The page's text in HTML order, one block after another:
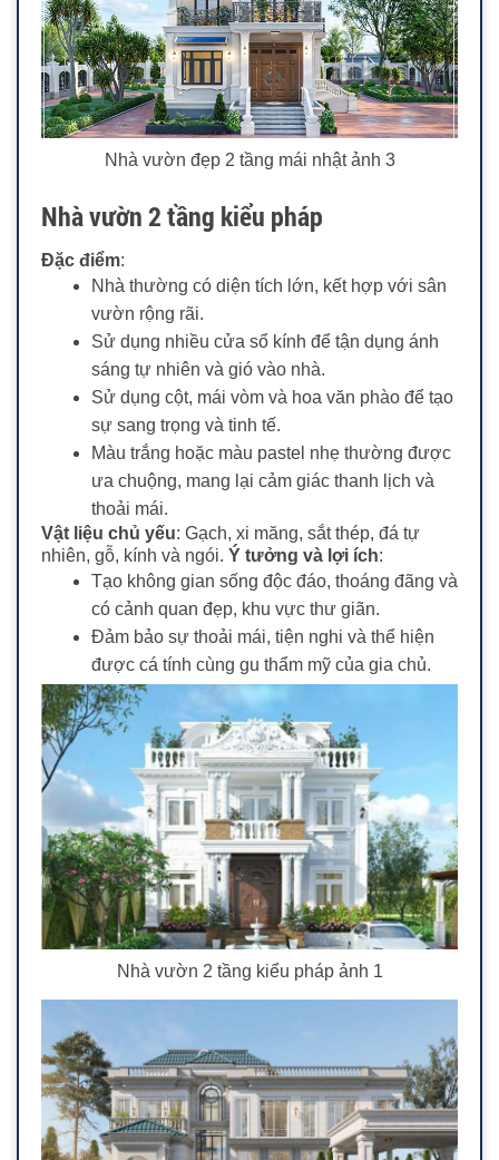
Nhà vườn đẹp 2 tầng mái nhật ảnh 3
Nhà vườn 2 tầng kiểu pháp
Đặc điểm:
Nhà thường có diện tích lớn, kết hợp với sân
vườn rộng rãi.
Sử dụng nhiều cửa sổ kính để tận dụng ánh
sáng tự nhiên và gió vào nhà.
Sử dụng cột, mái vòm và hoa văn phào để tạo
sự sang trọng và tinh tế.
Màu trắng hoặc màu pastel nhẹ thường được
ưa chuộng, mang lại cảm giác thanh lịch và
thoải mái.
Vật liệu chủ yếu: Gạch, xi măng, sắt thép, đá tự
nhiên, gỗ, kính và ngói. Ý tưởng và lợi ích:
Tạo không gian sống độc đáo, thoáng đãng và
có cảnh quan đẹp, khu vực thư giãn.
Đảm bảo sự thoải mái, tiện nghi và thể hiện
được cá tính cùng gu thẩm mỹ của gia chủ.
Nhà vườn 2 tầng kiểu pháp ảnh 1